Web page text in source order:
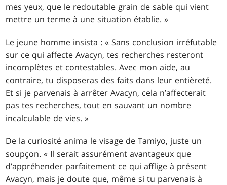
mes yeux, que le redoutable grain de sable qui vient
mettre un terme à une situation établie. »
Le jeune homme insista : « Sans conclusion irréfutable
sur ce qui affecte Avacyn, tes recherches resteront
incomplètes et contestables. Avec mon aide, au
contraire, tu disposeras des faits dans leur entièreté.
Et si je parvenais à arrêter Avacyn, cela n’affecterait
pas tes recherches, tout en sauvant un nombre
incalculable de vies. »
De la curiosité anima le visage de Tamiyo, juste un
soupçon. « Il serait assurément avantageux que
d’appréhender parfaitement ce qui afflige à présent
Avacyn, mais je doute que, même si tu parvenais à